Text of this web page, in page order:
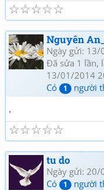
☆
☆
☆
☆
☆
Nguyên An_
Ngày gửi:
Đã sửa 1 lần,
13/01/2014
Có
1 người
.
☆
☆
☆
☆
☆
tu do
Ngày gửi:
Có
1 người